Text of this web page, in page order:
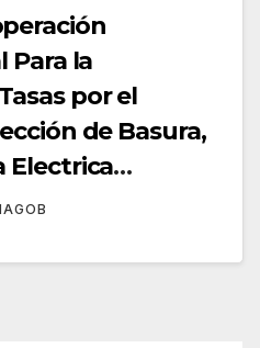
la
por el
de Basura,
Electrica
S.A. ELEPCOSA
Cantón La